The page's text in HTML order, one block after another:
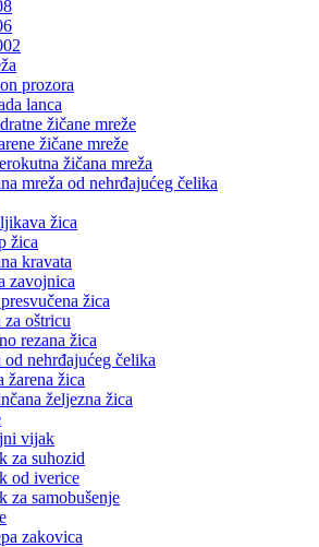
prozora
lanca
žičane mreže
žičane mreže
žičana mreža
mreža od nehrđajućeg čelika
žica
žica
kravata
zavojnica
žica
za oštricu
rezana žica
od nehrđajućeg čelika
žarena žica
željezna žica
vijak
za suhozid
od iverice
za samobušenje
zakovica